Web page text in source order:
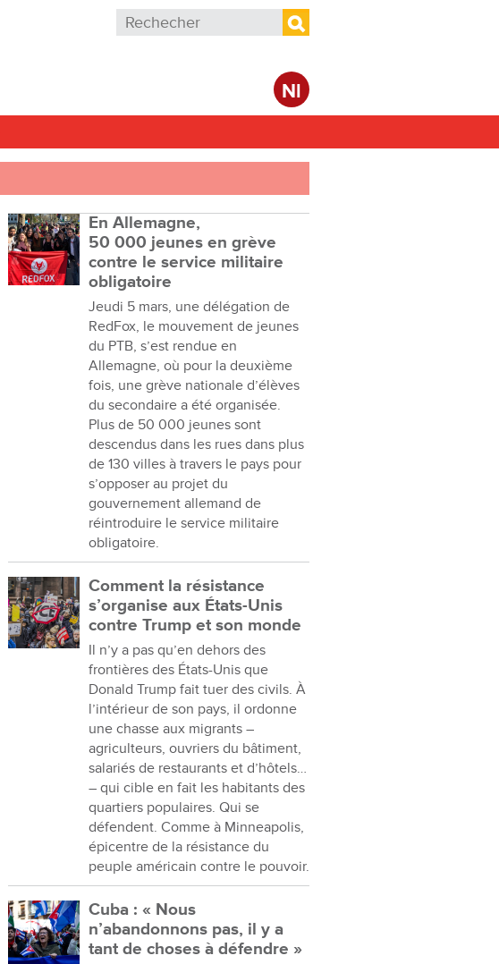
Formulaire de recherche
Rechercher
Nl
En Allemagne,
50 000 jeunes en grève
contre le service militaire
obligatoire
Jeudi 5 mars, une délégation de
RedFox, le mouvement de jeunes
du PTB, s’est rendue en
Allemagne, où pour la deuxième
fois, une grève nationale d’élèves
du secondaire a été organisée.
Plus de 50 000 jeunes sont
descendus dans les rues dans plus
de 130 villes à travers le pays pour
s’opposer au projet du
gouvernement allemand de
réintroduire le service militaire
obligatoire.
Comment la résistance
s’organise aux États-Unis
contre Trump et son monde
Il n’y a pas qu’en dehors des
frontières des États-Unis que
Donald Trump fait tuer des civils. À
l’intérieur de son pays, il ordonne
une chasse aux migrants –
agriculteurs, ouvriers du bâtiment,
salariés de restaurants et d’hôtels…
– qui cible en fait les habitants des
quartiers populaires. Qui se
défendent. Comme à Minneapolis,
épicentre de la résistance du
peuple américain contre le pouvoir.
Cuba : « Nous
n’abandonnons pas, il y a
tant de choses à défendre »